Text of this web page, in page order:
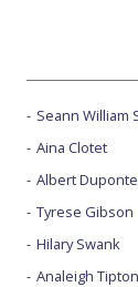
Seann William
Aina Clotet
Albert
Tyrese Gibson
Hilary Swank
Analeigh Tipton